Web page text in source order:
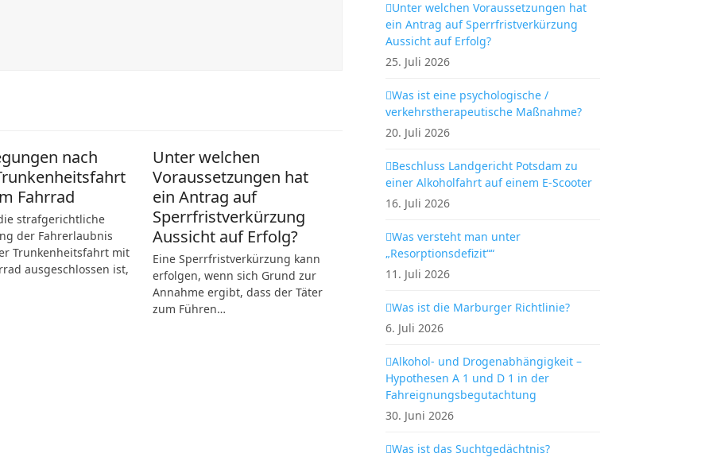
nach
Fahrrad
strafgerichtliche
der Fahrerlaubnis
Trunkenheitsfahrt mit
ausgeschlossen ist,
Unter welchen
Voraussetzungen hat
ein Antrag auf
Sperrfristverkürzung
Aussicht auf Erfolg?
Eine Sperrfristverkürzung kann
erfolgen, wenn sich Grund zur
Annahme ergibt, dass der Täter
zum Führen…
Unter welchen Voraussetzungen hat
ein Antrag auf Sperrfristverkürzung
Aussicht auf Erfolg?
25. Juli 2026
Was ist eine psychologische /
verkehrstherapeutische Maßnahme?
20. Juli 2026
Beschluss Landgericht Potsdam zu
einer Alkoholfahrt auf einem E-Scooter
16. Juli 2026
Was versteht man unter
„Resorptionsdefizit““
11. Juli 2026
Was ist die Marburger Richtlinie?
6. Juli 2026
Alkohol- und Drogenabhängigkeit –
Hypothesen A 1 und D 1 in der
Fahreignungsbegutachtung
30. Juni 2026
Was ist das Suchtgedächtnis?